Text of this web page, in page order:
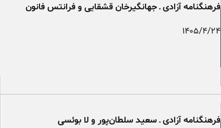
فرهنگنامه آزادی ـ جهانگیرخان قشقایی و فرانتس فانون
۱۴۰۵/۴/۲۴
فرهنگنامه آزادی ـ سعید سلطان‌پور و لا بوئسی